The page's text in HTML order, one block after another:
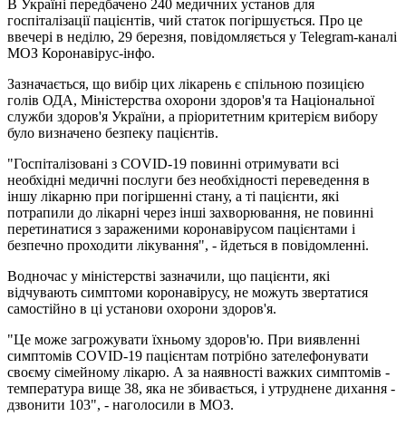
В Україні передбачено 240 медичних установ для
госпіталізації пацієнтів, чий статок погіршується. Про це
ввечері в неділю, 29 березня, повідомляється у Telegram-каналі
МОЗ Коронавірус-інфо.
Зазначається, що вибір цих лікарень є спільною позицією
голів ОДА, Міністерства охорони здоров'я та Національної
служби здоров'я України, а пріоритетним критерієм вибору
було визначено безпеку пацієнтів.
"Госпіталізовані з COVID-19 повинні отримувати всі
необхідні медичні послуги без необхідності переведення в
іншу лікарню при погіршенні стану, а ті пацієнти, які
потрапили до лікарні через інші захворювання, не повинні
перетинатися з зараженими коронавірусом пацієнтами і
безпечно проходити лікування", - йдеться в повідомленні.
Водночас у міністерстві зазначили, що пацієнти, які
відчувають симптоми коронавірусу, не можуть звертатися
самостійно в ці установи охорони здоров'я.
"Це може загрожувати їхньому здоров'ю. При виявленні
симптомів COVID-19 пацієнтам потрібно зателефонувати
своєму сімейному лікарю. А за наявності важких симптомів -
температура вище 38, яка не збивається, і утруднене дихання -
дзвонити 103", - наголосили в МОЗ.